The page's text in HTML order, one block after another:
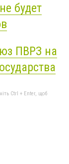
будет
ПВРЗ на
Ctrl + Enter, щоб